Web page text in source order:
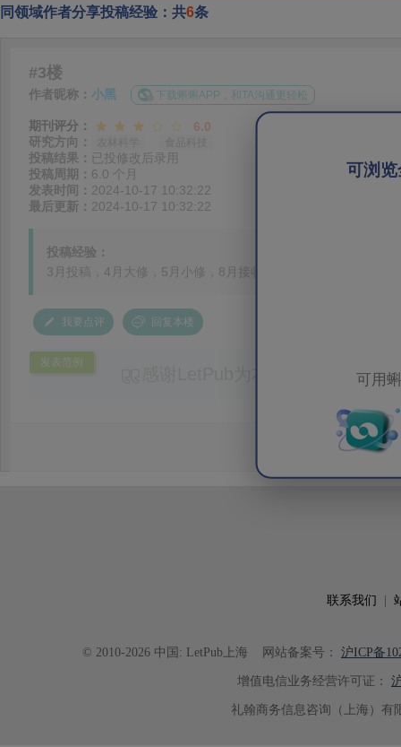
同领域作者分享投稿经验：共6条
可浏
可用
#3楼
作者昵称： 小黑 下载蝌蝌APP，和TA沟通更轻松
期刊评分：
6.0
研究方向：
投稿结果： 已投修改后录用
投稿周期： 6.0 个月
发表时间： 2024-10-17 10:32:22
最后更新： 2024-10-17 10:32:22
投稿经验：
3月投稿，4月大修，5月小修，8月接收，10月发表。
我要点评 回复本楼
发表范例
感谢LetPub为本论文提供专业
效应及界面电荷传输等研究内容，
论述逻辑进行了系统梳理，使研究
析及机理讨论之间的关系更加清晰
联系我们
© 2010-2026 中国: LetPub上海 网站备案号： 沪ICP备
增值电信业务经营许可证：
礼翰商务信息咨询（上海）